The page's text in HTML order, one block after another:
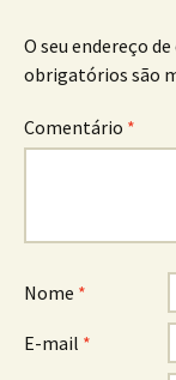
O seu endereço
obrigatórios são
Comentário *
Nome *
E-mail *